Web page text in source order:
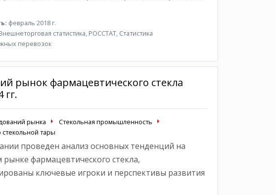
февраль 2018 г.
статистика, РОССТАТ, Статистика
перевозок
рынок фармацевтического стекла
гг.
рынка
Стекольная промышленность
тары
проведен анализ основных тенденций на
рынке фармацевтического стекла,
ключевые игроки и перспективы развития